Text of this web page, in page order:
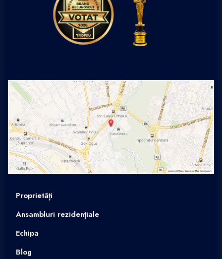
Proprietăți
Ansambluri rezidențiale
Echipa
Blog